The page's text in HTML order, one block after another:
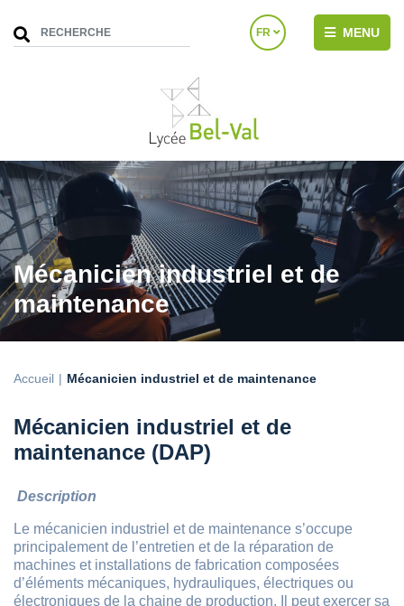
FR MENU
Mécanicien industriel et de
maintenance
Accueil Mécanicien industriel et de maintenance
Mécanicien industriel et de
maintenance (DAP)
Description
Le mécanicien industriel et de maintenance s’occupe
principalement de l’entretien et de la réparation de
machines et installations de fabrication composées
d’éléments mécaniques, hydrauliques, électriques ou
électroniques de la chaine de production. Il peut exercer sa